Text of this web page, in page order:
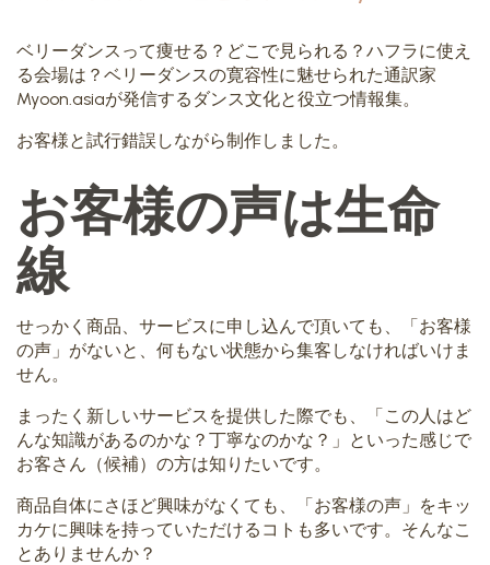
ベリーダンスって痩せる？どこで見られる？ハフラに使え
る会場は？ベリーダンスの寛容性に魅せられた通訳家
Myoon.asiaが発信するダンス文化と役立つ情報集。
お客様と試行錯誤しながら制作しました。
お客様の声は生命
線
せっかく商品、サービスに申し込んで頂いても、「お客様
の声」がないと、何もない状態から集客しなければいけま
せん。
まったく新しいサービスを提供した際でも、「この人はど
んな知識があるのかな？丁寧なのかな？」といった感じで
お客さん（候補）の方は知りたいです。
商品自体にさほど興味がなくても、「お客様の声」をキッ
カケに興味を持っていただけるコトも多いです。そんなこ
とありませんか？